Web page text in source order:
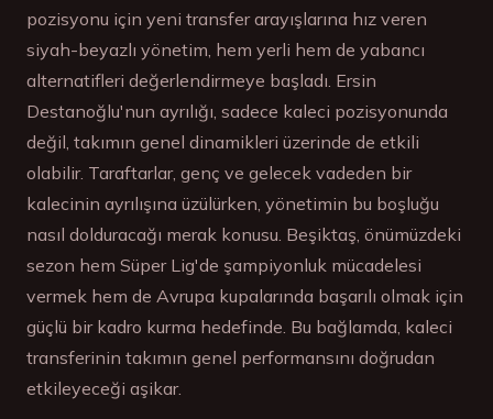
pozisyonu için yeni transfer arayışlarına hız veren
siyah-beyazlı yönetim, hem yerli hem de yabancı
alternatifleri değerlendirmeye başladı. Ersin
Destanoğlu'nun ayrılığı, sadece kaleci pozisyonunda
değil, takımın genel dinamikleri üzerinde de etkili
olabilir. Taraftarlar, genç ve gelecek vadeden bir
kalecinin ayrılışına üzülürken, yönetimin bu boşluğu
nasıl dolduracağı merak konusu. Beşiktaş, önümüzdeki
sezon hem Süper Lig'de şampiyonluk mücadelesi
vermek hem de Avrupa kupalarında başarılı olmak için
güçlü bir kadro kurma hedefinde. Bu bağlamda, kaleci
transferinin takımın genel performansını doğrudan
etkileyeceği aşikar.